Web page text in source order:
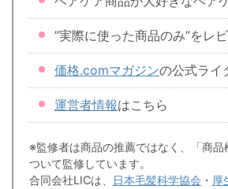
”実際に使った商品のみ”をレ
価格.comマガジンの公式ライ
運営者情報はこちら
※監修者は商品の推薦ではなく、「商品
ついて監修しています。
合同会社LICは、
日本毛髪科学協会 ・ 厚